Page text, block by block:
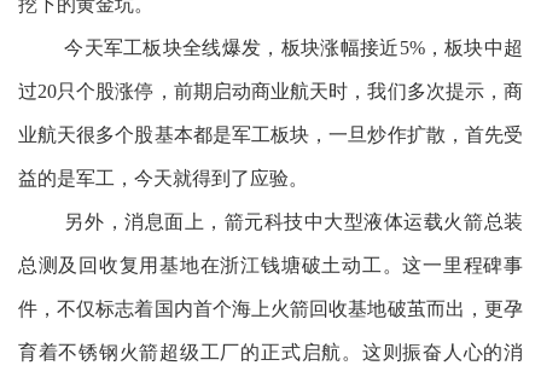
挖下的黄金坑。
今天军工板块全线爆发，板块涨幅接近5%，板块中超
过20只个股涨停，前期启动商业航天时，我们多次提示，商
业航天很多个股基本都是军工板块，一旦炒作扩散，首先受
益的是军工，今天就得到了应验。
另外，消息面上，箭元科技中大型液体运载火箭总装
总测及回收复用基地在浙江钱塘破土动工。这一里程碑事
件，不仅标志着国内首个海上火箭回收基地破茧而出，更孕
育着不锈钢火箭超级工厂的正式启航。这则振奋人心的消